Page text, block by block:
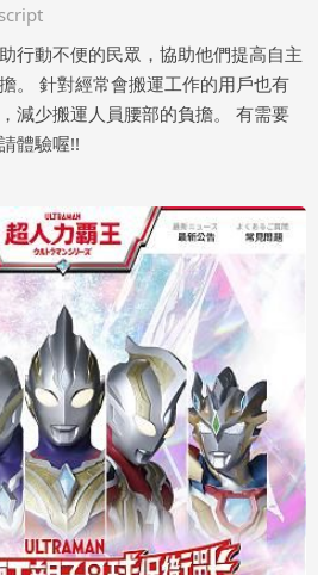
行動不便的民眾，協助他們提高自主
。 針對經常會搬運工作的用戶也有
減少搬運人員腰部的負擔。 有需要
體驗喔!!